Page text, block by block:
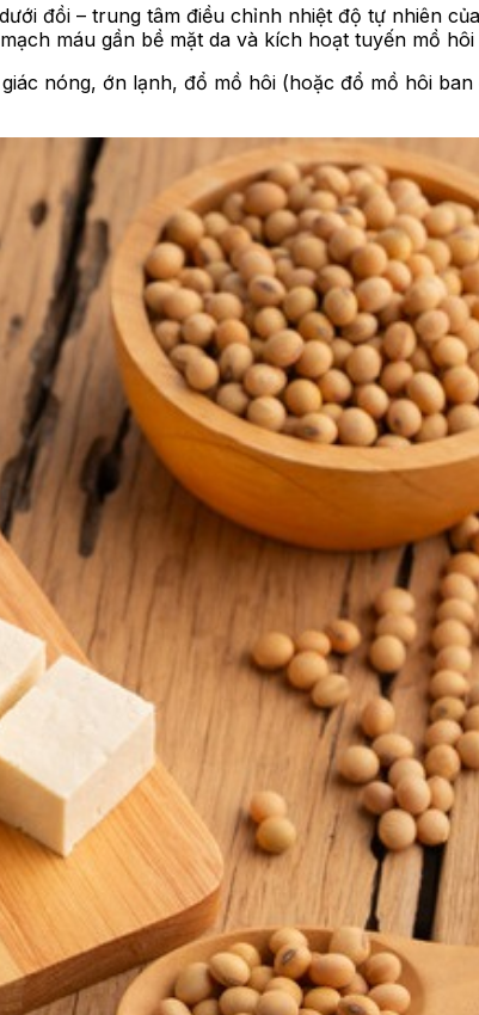
đồi – trung tâm điều chỉnh nhiệt độ tự nhiên
máu gần bề mặt da và kích hoạt tuyến mồ
nóng, ớn lạnh, đổ mồ hôi (hoặc đổ mồ hôi